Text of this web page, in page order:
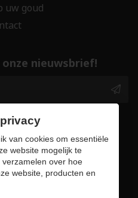
uw goud
nieuwsbrief!
mijn gegevens te
aangegeven in
. *van cookies om essentiële
website mogelijk te
over hoe
website, producten en